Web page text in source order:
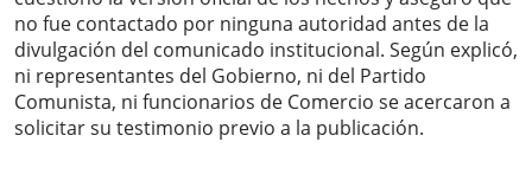
no fue contactado por ninguna autoridad antes de la
divulgación del comunicado institucional. Según explicó,
ni representantes del Gobierno, ni del Partido
Comunista, ni funcionarios de Comercio se acercaron a
solicitar su testimonio previo a la publicación.